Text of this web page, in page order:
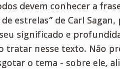
devem conhecer a
estrelas” de Carl
significado e
tratar nesse texto. Não
o tema - sobre ele,